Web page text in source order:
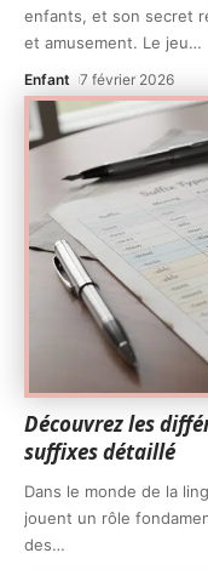
enfants, et son secret
et amusement. Le jeu…
Enfant 7 février 2026
Découvrez les
suffixes détaillé
Dans le monde de la
jouent un rôle
des…